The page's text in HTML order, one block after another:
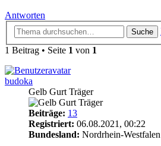
Antworten
Suche
1 Beitrag • Seite 1 von 1
budoka
Gelb Gurt Träger
Beiträge: 13
Registriert: 06.08.2021, 00:22
Bundesland: Nordrhein-Westfalen